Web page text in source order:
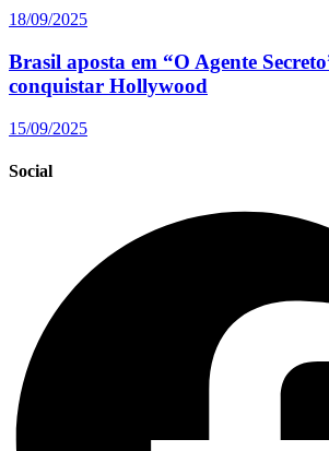
18/09/2025
Brasil aposta em “O Agente
conquistar Hollywood
15/09/2025
Social